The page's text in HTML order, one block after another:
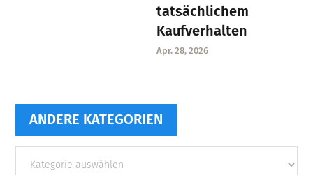
tatsächlichem
Kaufverhalten
Apr. 28, 2026
ANDERE KATEGORIEN
Kategorien